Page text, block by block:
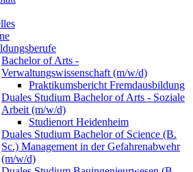
Bachelor of Arts -
Verwaltungswissenschaft (m/w/d)
Praktikumsbericht Fremdausbildung
Duales Studium Bachelor of Arts - Soziale
Arbeit (m/w/d)
Studienort Heidenheim
Duales Studium Bachelor of Science (B.
Sc.) Management in der Gefahrenabwehr
(m/w/d)